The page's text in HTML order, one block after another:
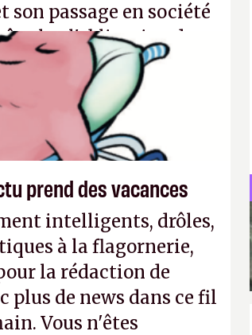
son passage en société
plus l'obligation de
victoire pour la
prend des vacances
intelligents, drôles,
à la flagornerie,
la rédaction de
plus de news dans ce fil
Vous n'êtes